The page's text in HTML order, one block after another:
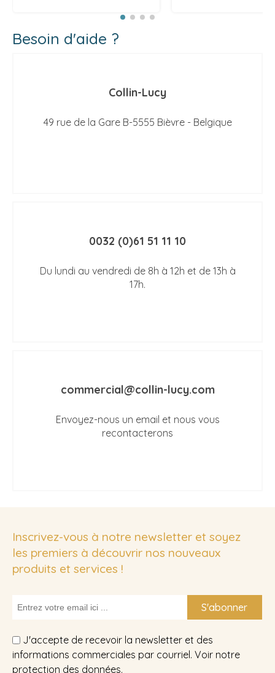
Besoin d'aide ?
Collin-Lucy
49 rue de la Gare B-5555 Bièvre - Belgique
0032 (0)61 51 11 10
Du lundi au vendredi de 8h à 12h et de 13h à
17h.
commercial@collin-lucy.com
Envoyez-nous un email et nous vous
recontacterons
Inscrivez-vous à notre newsletter et soyez
les premiers à découvrir nos nouveaux
produits et services !
S'abonner
J'accepte de recevoir la newsletter et des
informations commerciales par courriel. Voir notre
protection des données.